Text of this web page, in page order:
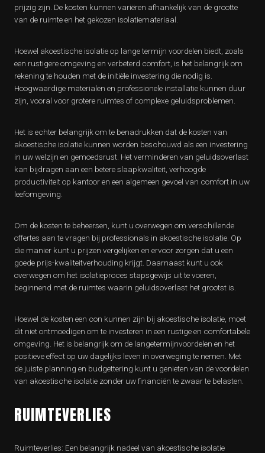
prijzig zijn. De kosten kunnen variëren afhankelijk van de grootte
van de ruimte en het gekozen isolatiemateriaal.
Hoewel akoestische isolatie op lange termijn voordelen biedt, zoals
een rustigere omgeving en verbeterd comfort, is het belangrijk om
rekening te houden met de initiële investering die nodig is.
Hoogwaardige materialen en professionele installatie kunnen duur
zijn, vooral voor grotere ruimtes of complexe geluidsproblemen.
Het is echter belangrijk om te benadrukken dat de kosten van
akoestische isolatie kunnen worden beschouwd als een investering
in uw welzijn en gemoedsrust. Het verminderen van geluidsoverlast
kan bijdragen aan een betere slaapkwaliteit, verhoogde
productiviteit op kantoor en een algemeen gevoel van comfort in uw
leefomgeving.
Om de kosten te beheersen, kunt u overwegen om verschillende
offertes aan te vragen bij professionals in akoestische isolatie. Op
die manier kunt u prijzen vergelijken en ervoor zorgen dat u een
goede prijs-kwaliteitverhouding krijgt. Daarnaast kunt u ook
overwegen om het isolatieproces stapsgewijs uit te voeren,
beginnend met de ruimtes waarin geluidsoverlast het grootst is.
Hoewel de kosten een con kunnen zijn bij akoestische isolatie, moet
dit niet ontmoedigen om te investeren in een rustige en comfortabele
omgeving. Het is belangrijk om de langetermijnvoordelen en het
positieve effect op uw dagelijks leven in overweging te nemen. Met
de juiste planning en budgettering kunt u genieten van de voordelen
van akoestische isolatie zonder uw financiën te zwaar te belasten.
RUIMTEVERLIES
Ruimteverlies: Een belangrijk nadeel van akoestische isolatie